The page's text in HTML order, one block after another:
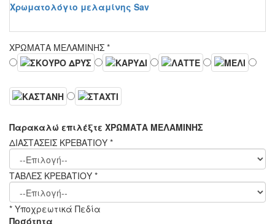
Χρωματολόγιο μελαμίνης Sav
ΧΡΩΜΑΤΑ ΜΕΛΑΜΙΝΗΣ *
Παρακαλώ επιλέξτε ΧΡΩΜΑΤΑ ΜΕΛΑΜΙΝΗΣ
ΔΙΑΣΤΑΣΕΙΣ ΚΡΕΒΑΤΙΟΥ *
ΤΑΒΛΕΣ ΚΡΕΒΑΤΙΟΥ *
* Υποχρεωτικά Πεδία
Ποσότητα